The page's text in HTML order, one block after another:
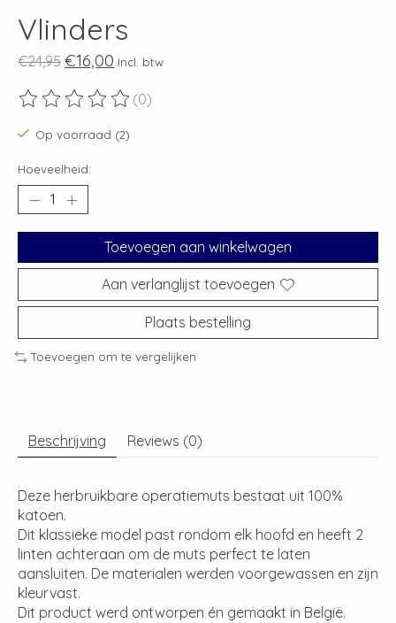
Vlinders
€24,95 €16,00 Incl. btw
De beoordeling van dit product is
(0)
Op voorraad (2)
Hoeveelheid:
Toevoegen aan winkelwagen
Aan verlanglijst toevoegen
Plaats bestelling
Toevoegen om te vergelijken
Beschrijving Reviews (0)
Deze herbruikbare operatiemuts bestaat uit 100%
katoen.
Dit klassieke model past rondom elk hoofd en heeft 2
linten achteraan om de muts perfect te laten
aansluiten. De materialen werden voorgewassen en zijn
kleurvast.
Dit product werd ontworpen én gemaakt in België.